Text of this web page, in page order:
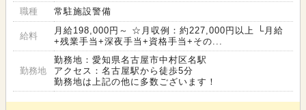
職種 常駐施設警備
給料
月給198,000円～ ☆月収例：約227,000円以上 └月給
+残業手当+深夜手当+資格手当+その...
勤務地
勤務地：愛知県名古屋市中村区名駅
アクセス：名古屋駅から徒歩5分
勤務地は上記の他に多数ございます！